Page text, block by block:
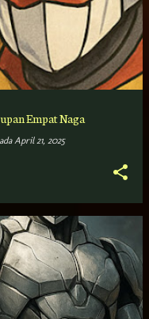
Empat Naga
April 21, 2025